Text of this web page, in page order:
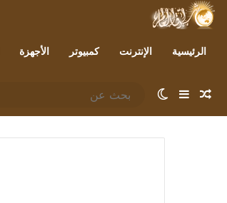
الرئيسية الإنترنت كمبيوتر الأجهزة
مقال عشوائي
إضافة عمود جانبي
الوضع المظلم